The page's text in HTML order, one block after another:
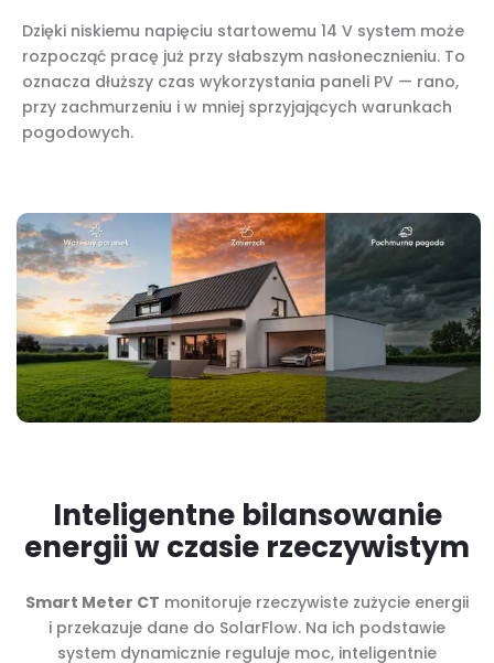
Dzięki niskiemu napięciu startowemu 14 V system może
rozpocząć pracę już przy słabszym nasłonecznieniu. To
oznacza dłuższy czas wykorzystania paneli PV — rano,
przy zachmurzeniu i w mniej sprzyjających warunkach
pogodowych.
Inteligentne bilansowanie
energii w czasie rzeczywistym
Smart Meter CT monitoruje rzeczywiste zużycie energii
i przekazuje dane do SolarFlow. Na ich podstawie
system dynamicznie reguluje moc, inteligentnie